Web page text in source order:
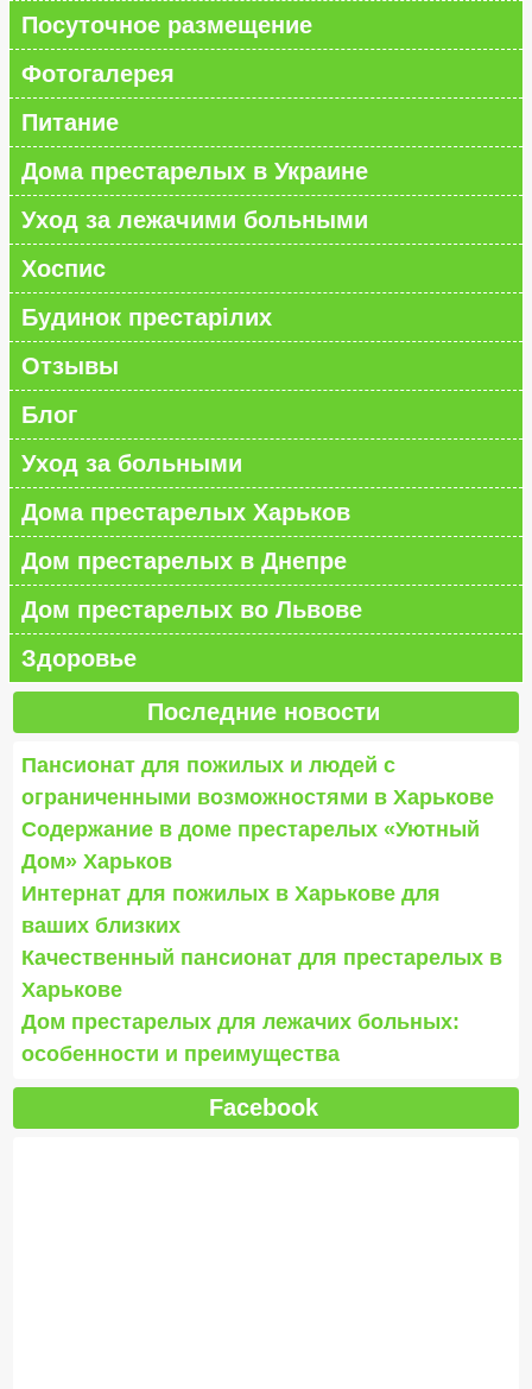
Посуточное размещение
Фотогалерея
Питание
Дома престарелых в Украине
Уход за лежачими больными
Хоспис
Будинок престарілих
Отзывы
Блог
Уход за больными
Дома престарелых Харьков
Дом престарелых в Днепре
Дом престарелых во Львове
Здоровье
Последние новости
Пансионат для пожилых и людей с
ограниченными возможностями в Харькове
Содержание в доме престарелых «Уютный
Дом» Харьков
Интернат для пожилых в Харькове для
ваших близких
Качественный пансионат для престарелых в
Харькове
Дом престарелых для лежачих больных:
особенности и преимущества
Facebook